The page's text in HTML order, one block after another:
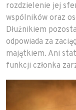
rozdzielenie jej
wspólników oraz
Dłużnikiem
odpowiada za
majątkiem. Ani
funkcji członka